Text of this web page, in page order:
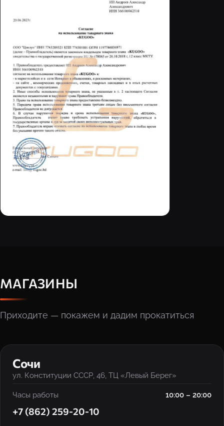
МАГАЗИНЫ
Приходите — покажем и дадим прокатиться
‹ ›
Сочи
ул. Конституции СССР, 46, ТЦ «Левый Берег»
Часы работы 10:00 – 20:00
+7 (862) 259-20-10